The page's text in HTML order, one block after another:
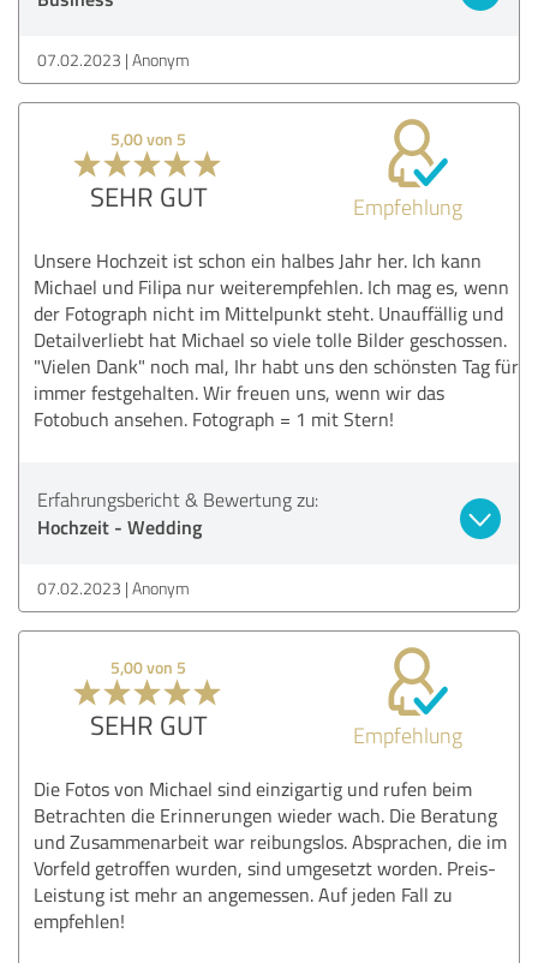
07.02.2023 Anonym
5,00 von 5
SEHR GUT Empfehlung
Unsere Hochzeit ist schon ein halbes Jahr her. Ich kann
Michael und Filipa nur weiterempfehlen. Ich mag es, wenn
der Fotograph nicht im Mittelpunkt steht. Unauffällig und
Detailverliebt hat Michael so viele tolle Bilder geschossen.
"Vielen Dank" noch mal, Ihr habt uns den schönsten Tag für
immer festgehalten. Wir freuen uns, wenn wir das
Fotobuch ansehen. Fotograph = 1 mit Stern!
Erfahrungsbericht & Bewertung zu:
Hochzeit - Wedding
07.02.2023 Anonym
5,00 von 5
SEHR GUT Empfehlung
Die Fotos von Michael sind einzigartig und rufen beim
Betrachten die Erinnerungen wieder wach. Die Beratung
und Zusammenarbeit war reibungslos. Absprachen, die im
Vorfeld getroffen wurden, sind umgesetzt worden. Preis-
Leistung ist mehr an angemessen. Auf jeden Fall zu
empfehlen!